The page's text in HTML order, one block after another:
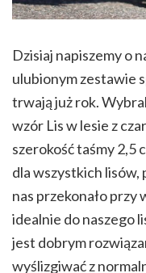
Dzisiaj napiszemy o
ulubionym zestawie
trwają już rok.
wzór Lis w lesie z
szerokość taśmy 2,5
dla wszystkich
nas przekonało przy
idealnie do naszego
jest dobrym
wyślizgiwać z